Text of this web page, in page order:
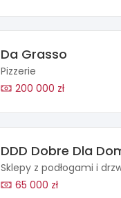
Da Grasso
Pizzerie
200 000 zł
DDD Dobre Dla
Sklepy z podłogami i
65 000 zł